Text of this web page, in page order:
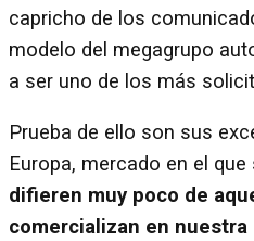
capricho de los
modelo del megagrupo
a ser uno de los más
Prueba de ello son sus
Europa, mercado en el que
difieren muy poco de
comercializan en nuestra